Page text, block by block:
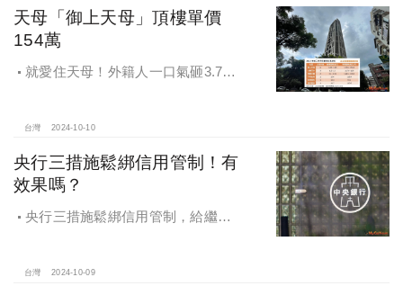
天母「御上天母」頂樓單價
154萬
就愛住天母！外籍人一口氣砸3.78
台灣 2024-10-10
央行三措施鬆綁信用管制！有
效果嗎？
央行三措施鬆綁信用管制，給繼
台灣 2024-10-09